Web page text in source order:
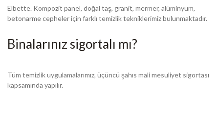
Elbette. Kompozit panel, doğal taş, granit, mermer, alüminyum,
betonarme cepheler için farklı temizlik tekniklerimiz bulunmaktadır.
Binalarınız sigortalı mı?
Tüm temizlik uygulamalarımız, üçüncü şahıs mali mesuliyet sigortası
kapsamında yapılır.